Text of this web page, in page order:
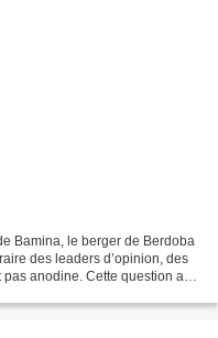
Bamina, le berger de Berdoba
des leaders d’opinion, des
anodine. Cette question a